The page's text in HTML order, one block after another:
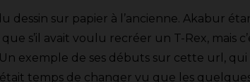
sur papier à l’ancienne. Akabur
s’il avait voulu recréer un T-Rex, mais
exemple de ses débuts sur cette url,
était temps de changer vu que les